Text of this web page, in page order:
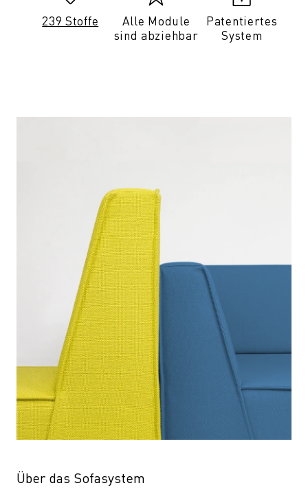
239 Stoffe
Alle Module
sind abziehbar
Patentiertes
System
Über das Sofasystem